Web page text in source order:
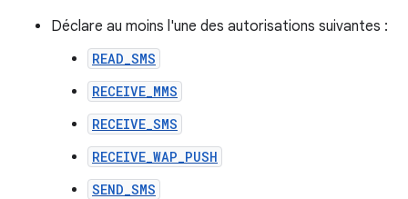
Déclare au moins l'une des autorisations suivantes :
READ_SMS
RECEIVE_MMS
RECEIVE_SMS
RECEIVE_WAP_PUSH
SEND_SMS